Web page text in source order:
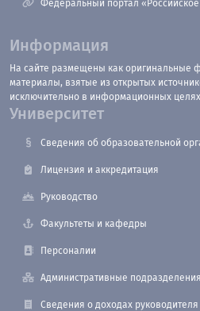
Федеральный портал
Информация
На сайте размещены как оригинальные
материалы, взятые из открытых
исключительно в информационных
Университет
Сведения об образовательной
Лицензия и аккредитация
Руководство
Факультеты и кафедры
Персоналии
Административные подразделения
Сведения о доходах руководителя